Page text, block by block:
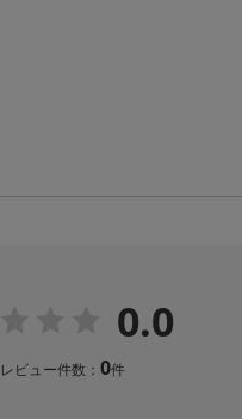
0.0
レビュー件数： 0件